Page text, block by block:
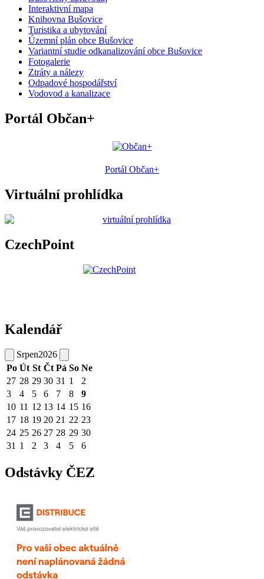
Interaktivní mapa
Knihovna Bušovice
Turistika a ubytování
Územní plán obce Bušovice
Variantní studie odkanalizování obce Bušovice
Fotogalerie
Ztráty a nálezy
Odpadové hospodářství
Vodovod a kanalizace
Portál Občan+
Portál Občan+
Virtuální prohlídka
CzechPoint
Kalendář
Srpen2026
Po Út St Čt Pá So Ne
27 28 29 30 31 1
2
3
4 5 6 7 8
9
10 11 12 13 14 15 16
17 18 19 20 21 22 23
24 25 26 27 28 29 30
31 1 2 3 4 5 6
Odstávky ČEZ